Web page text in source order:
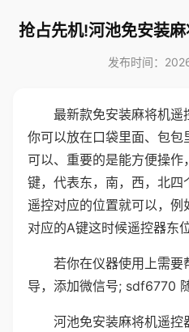
抢占先机!河池免安装
发布时间：
最新款免安装麻将机遥
你可以放在口袋里面、包
可以、重要的是能方便操
键，代表东，南，西，北
遥控对应的位置就可以，
对应的A键这时候遥控器东
若你在仪器使用上需要
导，添加微信号; sdf6770
河池免安装麻将机遥控